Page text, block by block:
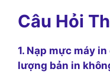
Câu Hỏi
1. Nạp mực máy
lượng bản in